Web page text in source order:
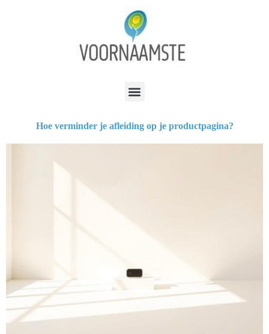
Hoe verminder je afleiding op je productpagina?